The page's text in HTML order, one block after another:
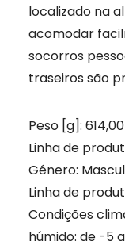
localizado na
acomodar
socorros
traseiros são
Peso [g]: 614,00
Linha de
Género:
Linha de
Condições
húmido: de -5 a